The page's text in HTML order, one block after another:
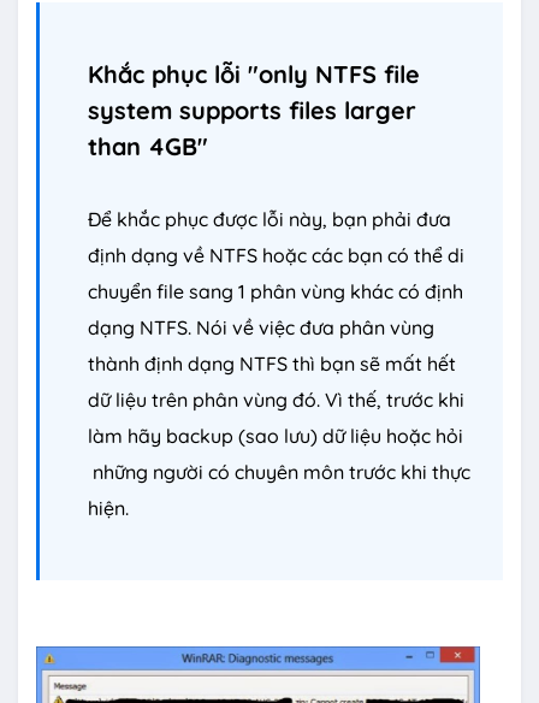
Khắc phục lỗi "only NTFS file
system supports files larger
than 4GB"
Để khắc phục được lỗi này, bạn phải đưa
định dạng về NTFS hoặc các bạn có thể di
chuyển file sang 1 phân vùng khác có định
dạng NTFS. Nói về việc đưa phân vùng
thành định dạng NTFS thì bạn sẽ mất hết
dữ liệu trên phân vùng đó. Vì thế, trước khi
làm hãy backup (sao lưu) dữ liệu hoặc hỏi
những người có chuyên môn trước khi thực
hiện.